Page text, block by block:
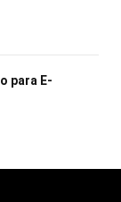
para E-